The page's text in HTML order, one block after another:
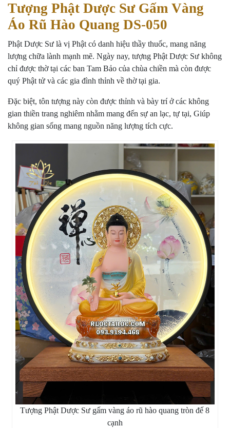
Tượng Phật Dược Sư Gấm Vàng
Áo Rũ Hào Quang DS-050
Phật Dược Sư là vị Phật có danh hiệu thầy thuốc, mang năng
lượng chữa lành mạnh mẽ. Ngày nay, tượng Phật Dược Sư không
chỉ được thờ tại các ban Tam Bảo của chùa chiền mà còn được
quý Phật tử và các gia đình thỉnh về thờ tại gia.
Đặc biệt, tôn tượng này còn được thỉnh và bày trí ở các không
gian thiền trang nghiêm nhằm mang đến sự an lạc, tự tại, Giúp
không gian sống mang nguồn năng lượng tích cực.
Tượng Phật Dược Sư gấm vàng áo rũ hào quang tròn đế 8
cạnh